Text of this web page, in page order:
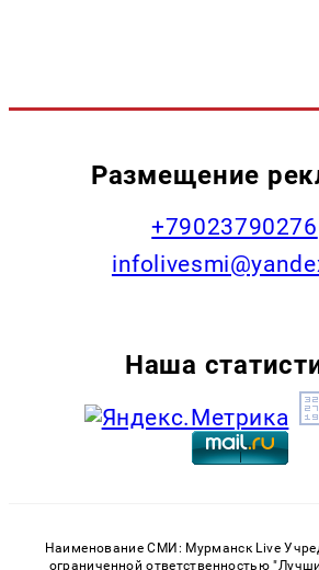
Размещение
+79023790276
Наша
Наименование СМИ: Мурманск Live
ограниченной ответственностью